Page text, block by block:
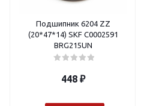
Подшипник 6204 ZZ
(20*47*14) SKF С0002591
BRG215UN
448₽